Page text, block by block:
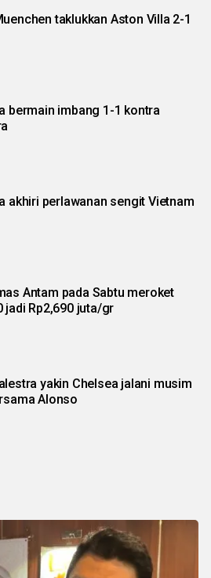
taklukkan Aston Villa 2-1
bermain imbang 1-1 kontra
akhiri perlawanan sengit Vietnam
Antam pada Sabtu meroket
jadi Rp2,690 juta/gr
yakin Chelsea jalani musim
Alonso